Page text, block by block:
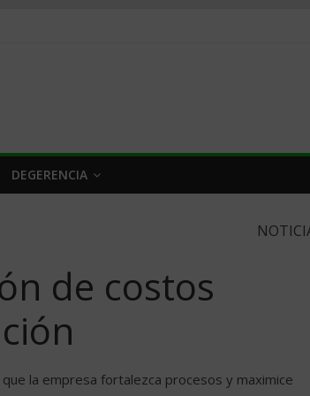
DEGERENCIA
de costos
la empresa fortalezca procesos y maximice